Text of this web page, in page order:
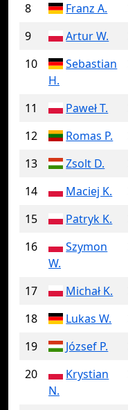
8 Franz A.
9
Artur W.
10
Sebastian
H.
11 Paweł T.
12
Romas P.
13
Zsolt D.
14
Maciej K.
15
Patryk K.
16
Szymon
W.
17 Michał K.
18
Lukas W.
19
József P.
20
Krystian
N.